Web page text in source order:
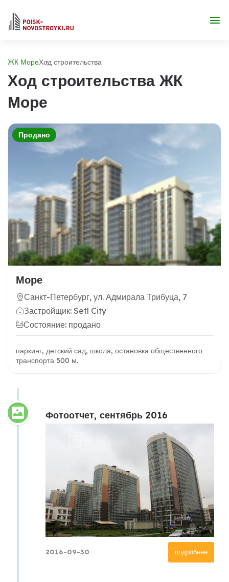
ЖК МореХод строительства
Ход строительства ЖК
Море
Продано
Море
Санкт-Петербург, ул. Адмирала Трибуца, 7
Застройщик: Setl City
Состояние: продано
паркинг, детский сад, школа, остановка общественного
транспорта 500 м.
Фотоотчет, сентябрь 2016
подробнее
2016-09-30